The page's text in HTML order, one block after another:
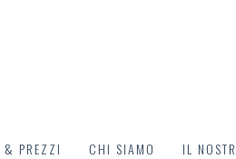
& PREZZI CHI SIAMO IL